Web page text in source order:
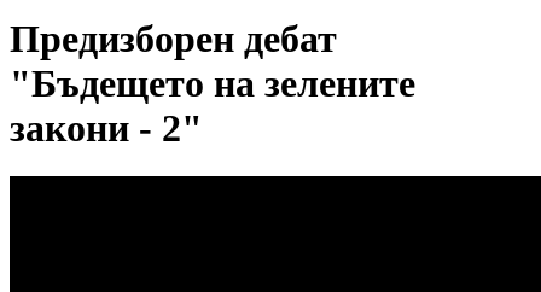
Предизборен дебат
"Бъдещето на зелените
закони - 2"